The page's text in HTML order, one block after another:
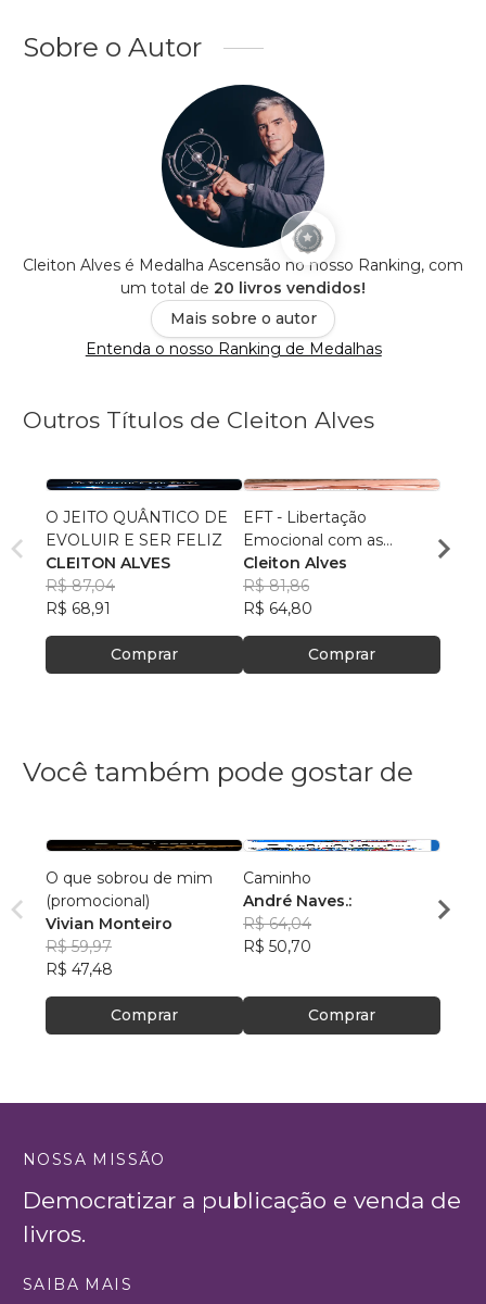
Sobre o Autor
Cleiton Alves é Medalha Ascensão no nosso Ranking, com
um total de 20 livros vendidos!
Mais sobre o autor
Entenda o nosso Ranking de Medalhas
Outros Títulos de Cleiton Alves
O JEITO QUÂNTICO DE
EVOLUIR E SER FELIZ
CLEITON ALVES
R$ 87,04
R$ 68,91
Comprar
EFT - Libertação
Emocional com as
Pontas dos Dedos
Cleiton Alves
R$ 81,86
R$ 64,80
Comprar
A
Você também pode gostar de
O que sobrou de mim
(promocional)
Vivian Monteiro
R$ 59,97
R$ 47,48
Comprar
Caminho
André Naves.:
R$ 64,04
R$ 50,70
Comprar
R$
NOSSA MISSÃO
Democratizar a publicação e venda de
livros.
SAIBA MAIS